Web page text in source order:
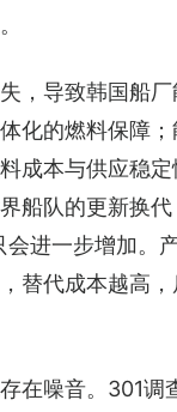
，导致韩国船
化的燃料保障
成本与供应稳
船队的更新换
会进一步增加。
替代成本越高
在噪音。301调